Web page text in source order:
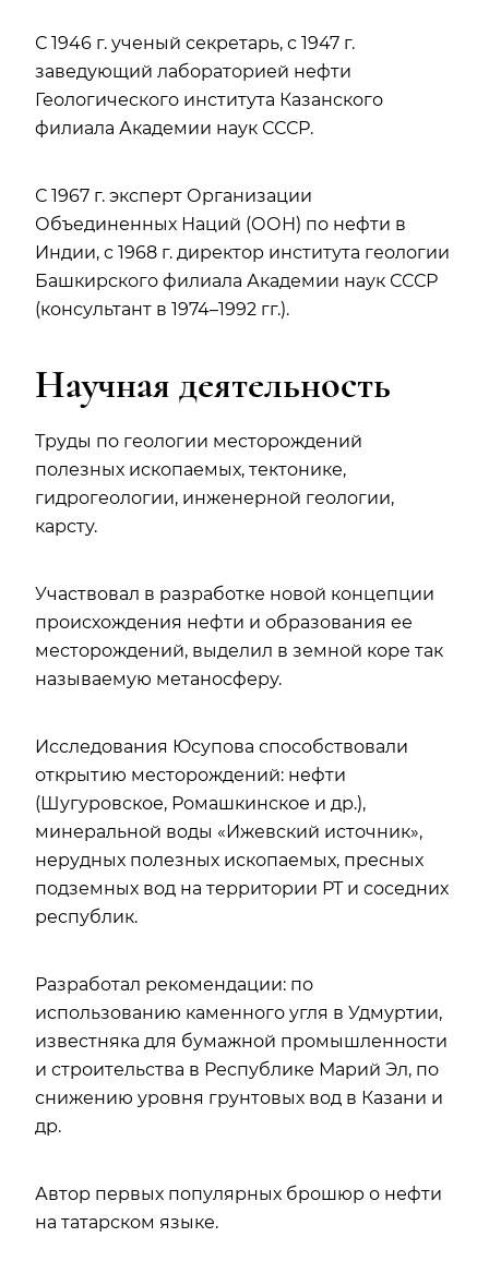
С 1946 г. ученый секретарь, с 1947 г.
заведующий лабораторией нефти
Геологического института Казанского
филиала Академии наук СССР.
С 1967 г. эксперт Организации
Объединенных Наций (ООН) по нефти в
Индии, с 1968 г. директор института геологии
Башкирского филиала Академии наук СССР
(консультант в 1974–1992 гг.).
Научная деятельность
Труды по геологии месторождений
полезных ископаемых, тектонике,
гидрогеологии, инженерной геологии,
карсту.
Участвовал в разработке новой концепции
происхождения нефти и образования ее
месторождений, выделил в земной коре так
называемую метаносферу.
Исследования Юсупова способствовали
открытию месторождений: нефти
(Шугуровское, Ромашкинское и др.),
минеральной воды «Ижевский источник»,
нерудных полезных ископаемых, пресных
подземных вод на территории РТ и соседних
республик.
Разработал рекомендации: по
использованию каменного угля в Удмуртии,
известняка для бумажной промышленности
и строительства в Республике Марий Эл, по
снижению уровня грунтовых вод в Казани и
др.
Автор первых популярных брошюр о нефти
на татарском языке.